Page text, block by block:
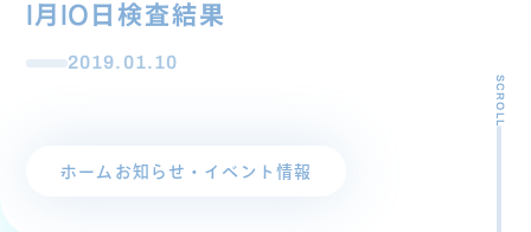
1月10日検査結果
2019.01.10
ホーム お知らせ・イベント情報
SCROLL